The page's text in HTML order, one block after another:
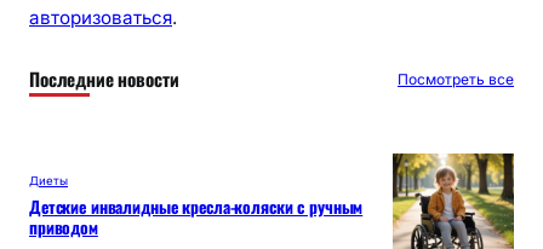
авторизоваться.
Последние новости Посмотреть все
Диеты
Детские инвалидные кресла-коляски с ручным
приводом